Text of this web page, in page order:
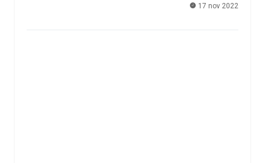
17 nov 2022